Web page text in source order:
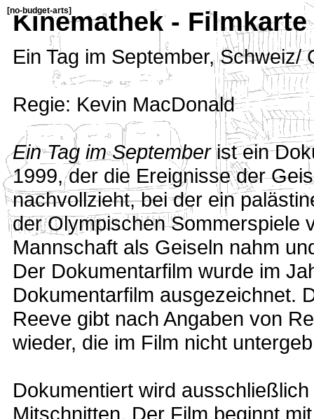
[no-budget-arts]
Kinemathek - Filmkarte
Ein Tag im September,Schweiz/
Regie: Kevin MacDonald
Ein Tag im Septemberist ein
1999, der die Ereignisse der
nachvollzieht, bei der ein
der Olympischen Sommerspiele
Mannschaft als Geiseln nahm
Der Dokumentarfilm wurde im
Dokumentarfilm ausgezeichnet.
Reeve gibt nach Angaben von
wieder, die im Film nicht
Dokumentiert wird
Mitschnitten. Der Film beginnt